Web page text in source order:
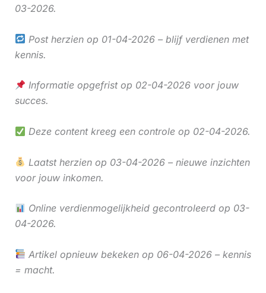
03-2026.
Post herzien op 01-04-2026 – blijf verdienen met
kennis.
Informatie opgefrist op 02-04-2026 voor jouw
succes.
Deze content kreeg een controle op 02-04-2026.
Laatst herzien op 03-04-2026 – nieuwe inzichten
voor jouw inkomen.
Online verdienmogelijkheid gecontroleerd op 03-
04-2026.
Artikel opnieuw bekeken op 06-04-2026 – kennis
= macht.